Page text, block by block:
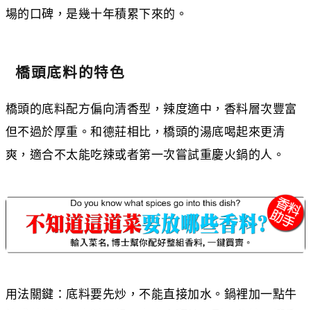
場的口碑，是幾十年積累下來的。
橋頭底料的特色
橋頭的底料配方偏向清香型，辣度適中，香料層次豐富
但不過於厚重。和德莊相比，橋頭的湯底喝起來更清
爽，適合不太能吃辣或者第一次嘗試重慶火鍋的人。
用法關鍵：底料要先炒，不能直接加水。鍋裡加一點牛